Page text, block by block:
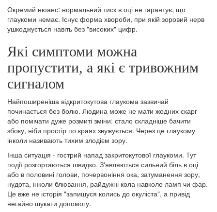
Окремий нюанс: нормальний тиск в оці не гарантує, що
глаукоми немає. Існує форма хвороби, при якій зоровий нерв
ушкоджується навіть без "високих" цифр.
Які симптоми можна
пропустити, а які є тривожним
сигналом
Найпоширеніша відкритокутова глаукома зазвичай
починається без болю. Людина може не мати жодних скарг
або помічати дуже розмиті зміни: стало складніше бачити
збоку, ніби простір по краях звужується. Через це глаукому
інколи називають тихим злодієм зору.
Інша ситуація - гострий напад закритокутової глаукоми. Тут
події розгортаються швидко. З'являються сильний біль в оці
або в половині голови, почервоніння ока, затуманення зору,
нудота, інколи блювання, райдужні кола навколо ламп чи фар.
Це вже не історія "запишуся колись до окуліста", а привід
негайно шукати допомогу.